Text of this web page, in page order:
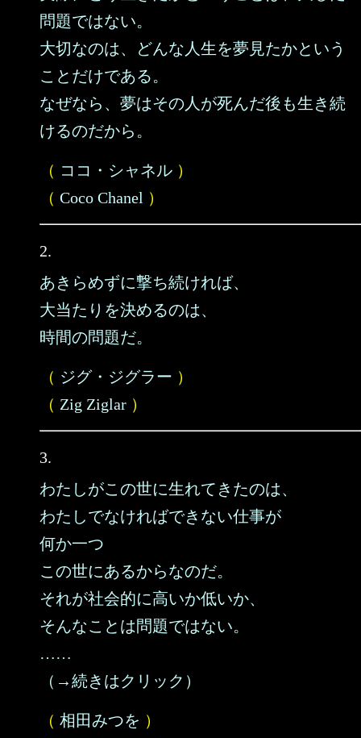
問題ではない。
大切なのは、どんな人生を夢見たかという
ことだけである。
なぜなら、夢はその人が死んだ後も生き続
けるのだから。
（ ココ・シャネル ）
（ Coco Chanel ）
2.
あきらめずに撃ち続ければ、
大当たりを決めるのは、
時間の問題だ。
（ ジグ・ジグラー ）
（ Zig Ziglar ）
3.
わたしがこの世に生れてきたのは、
わたしでなければできない仕事が
何か一つ
この世にあるからなのだ。
それが社会的に高いか低いか、
そんなことは問題ではない。
……
（→続きはクリック）
（ 相田みつを ）